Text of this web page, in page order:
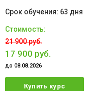
63 дня
21 900 руб.
17 900 руб.
до 08.08.2026
Купить курс